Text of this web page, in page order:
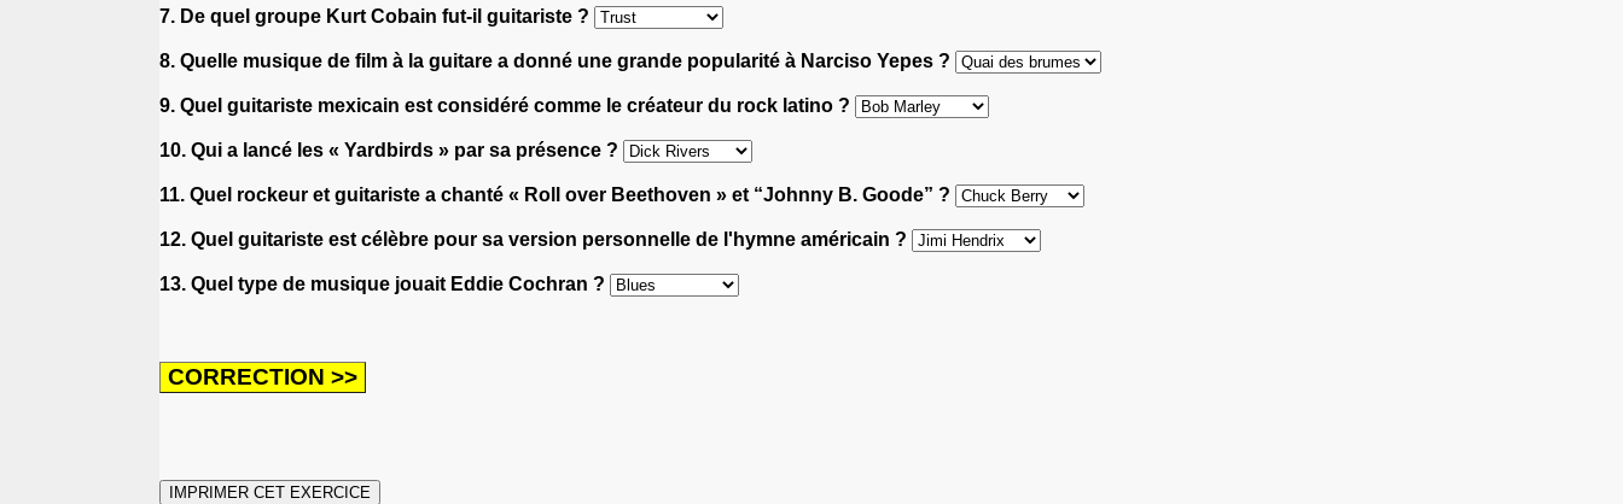
7. De quel groupe Kurt Cobain fut-il guitariste ?
8. Quelle musique de film à la guitare a donné une grande popularité à Narciso Yepes ?
9. Quel guitariste mexicain est considéré comme le créateur du rock latino ?
10. Qui a lancé les « Yardbirds » par sa présence ?
11. Quel rockeur et guitariste a chanté « Roll over Beethoven » et “Johnny B. Goode” ?
12. Quel guitariste est célèbre pour sa version personnelle de l'hymne américain ?
13. Quel type de musique jouait Eddie Cochran ?